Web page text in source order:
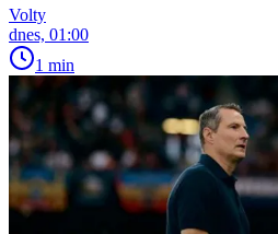
Volty
dnes, 01:00
1 min